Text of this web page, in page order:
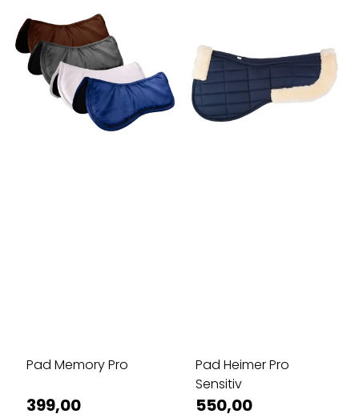
Pad Memory Pro
399,00
Pad Heimer Pro
Sensitiv
550,00